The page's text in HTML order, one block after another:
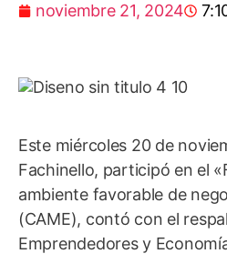
noviembre 21, 2024
Este miércoles 20 de
Fachinello, participó en el
ambiente favorable de
(CAME), contó con el
Emprendedores y